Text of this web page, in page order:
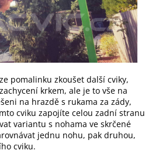
pomalinku zkoušet další cviky,
krkem, ale je to vše na
na hrazdě s rukama za zády,
cviku zapojíte celou zadní stranu
variantu s nohama ve skrčené
jednu nohu, pak druhou,
cviku.